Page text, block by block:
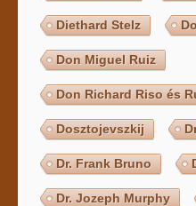
Diethard Stelz
Don Miguel Ruiz
Don Richard Riso és
Dosztojevszkij
Dr. Frank Bruno
Dr. Jozeph Murphy